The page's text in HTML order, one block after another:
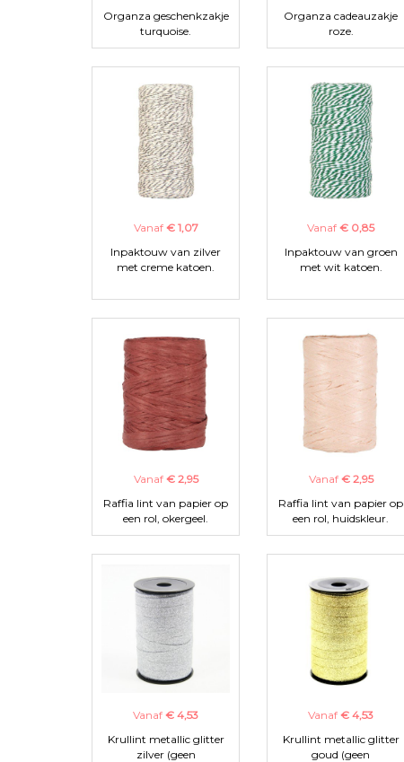
Organza geschenkzakje
turquoise.
Organza cadeauzakje
roze.
Vanaf € 1,07
Inpaktouw van zilver
met creme katoen.
Vanaf € 0,85
Inpaktouw van groen
met wit katoen.
Vanaf € 2,95
Raffia lint van papier op
een rol, okergeel.
Vanaf € 2,95
Raffia lint van papier op
een rol, huidskleur.
Vanaf € 4,53
Krullint metallic glitter
zilver (geen
Vanaf € 4,53
Krullint metallic glitter
goud (geen